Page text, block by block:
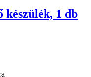
1 db